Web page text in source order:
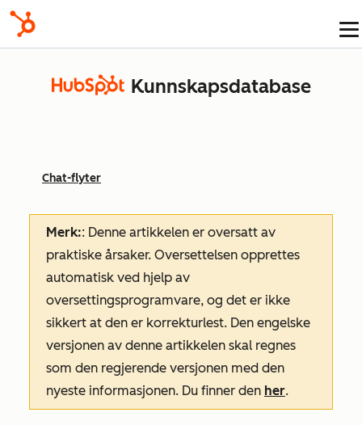
Kunnskapsdatabase
Chat-flyter
Merk:: Denne artikkelen er oversatt av
praktiske årsaker. Oversettelsen opprettes
automatisk ved hjelp av
oversettingsprogramvare, og det er ikke
sikkert at den er korrekturlest. Den engelske
versjonen av denne artikkelen skal regnes
som den regjerende versjonen med den
nyeste informasjonen. Du finner den her.